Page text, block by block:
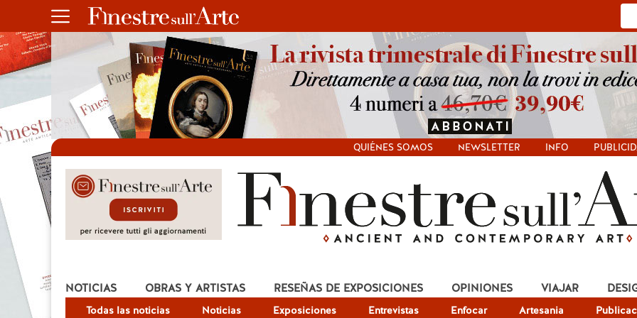
QUIÉNES SOMOS NEWSLETTER INFO
NOTICIAS
Todas las noticias Noticias Exposiciones Entrevistas Enfocar Artesania
OBRAS Y ARTISTAS RESEÑAS DE EXPOSICIONES OPINIONES VIAJAR